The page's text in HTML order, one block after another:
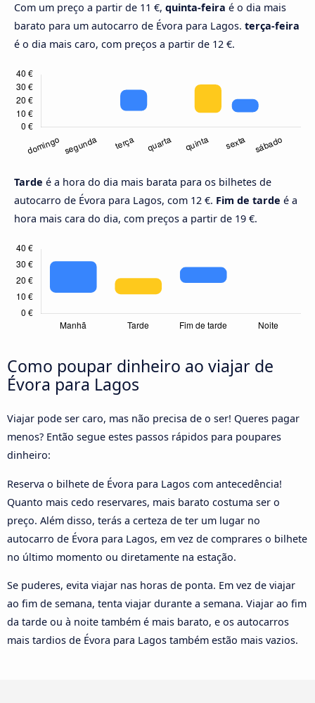
Com um preço a partir de 11 €, quinta-feira é o dia mais
barato para um autocarro de Évora para Lagos. terça-feira
é o dia mais caro, com preços a partir de 12 €.
Tarde é a hora do dia mais barata para os bilhetes de
autocarro de Évora para Lagos, com 12 €. Fim de tarde é a
hora mais cara do dia, com preços a partir de 19 €.
Como poupar dinheiro ao viajar de
Évora para Lagos
Viajar pode ser caro, mas não precisa de o ser! Queres pagar
menos? Então segue estes passos rápidos para poupares
dinheiro:
Reserva o bilhete de Évora para Lagos com antecedência!
Quanto mais cedo reservares, mais barato costuma ser o
preço. Além disso, terás a certeza de ter um lugar no
autocarro de Évora para Lagos, em vez de comprares o bilhete
no último momento ou diretamente na estação.
Se puderes, evita viajar nas horas de ponta. Em vez de viajar
ao fim de semana, tenta viajar durante a semana. Viajar ao fim
da tarde ou à noite também é mais barato, e os autocarros
mais tardios de Évora para Lagos também estão mais vazios.